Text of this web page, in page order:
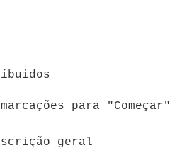
para "Começar"
geral